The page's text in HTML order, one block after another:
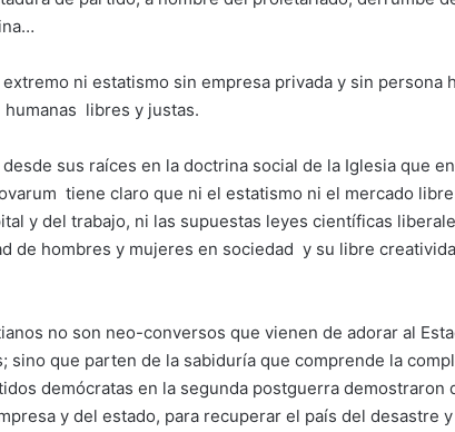
ni estatismo sin empresa privada y sin persona
libres y justas.
desde sus raíces en la doctrina social de la Iglesia que
tiene claro que ni el estatismo ni el mercado
y del trabajo, ni las supuestas leyes científicas
de hombres y mujeres en sociedad y su libre
no son neo-conversos que vienen de adorar al
sino que parten de la sabiduría que comprende la
demócratas en la segunda postguerra demostraron
y del estado, para recuperar el país del desastre